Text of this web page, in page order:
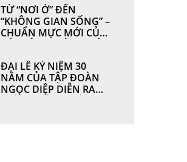
VỮNG BỞI
NGOCDIEPWINDOW
TỪ “NƠI Ở” ĐẾN
“KHÔNG GIAN SỐNG” –
CHUẨN MỰC MỚI CỦA
ĐẠI LỄ KỶ NIỆM 30
NĂM CỦA TẬP ĐOÀN
NGỌC DIỆP DIỄN RA